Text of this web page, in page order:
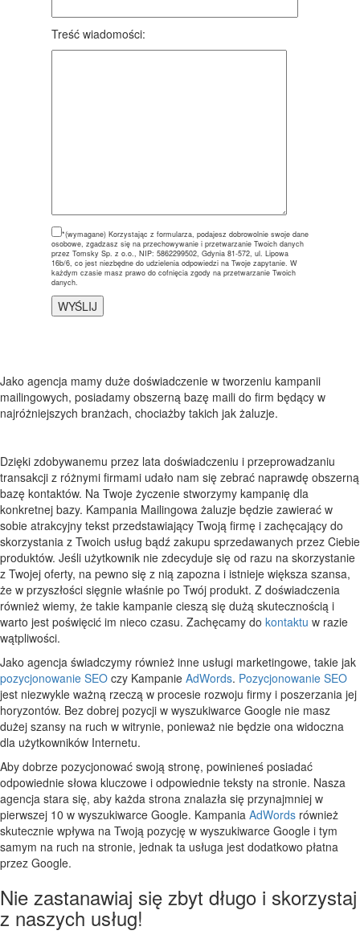
Treść wiadomości:
*(wymagane) Korzystając z formularza, podajesz dobrowolnie swoje dane
osobowe, zgadzasz się na przechowywanie i przetwarzanie Twoich danych
przez Tomsky Sp. z o.o., NIP: 5862299502, Gdynia 81-572, ul. Lipowa
16b/6, co jest niezbędne do udzielenia odpowiedzi na Twoje zapytanie. W
każdym czasie masz prawo do cofnięcia zgody na przetwarzanie Twoich
danych.
Jako agencja mamy duże doświadczenie w tworzeniu kampanii
mailingowych, posiadamy obszerną bazę maili do firm będący w
najróżniejszych branżach, chociażby takich jak żaluzje.
Dzięki zdobywanemu przez lata doświadczeniu i przeprowadzaniu
transakcji z różnymi firmami udało nam się zebrać naprawdę obszerną
bazę kontaktów. Na Twoje życzenie stworzymy kampanię dla
konkretnej bazy. Kampania Mailingowa żaluzje będzie zawierać w
sobie atrakcyjny tekst przedstawiający Twoją firmę i zachęcający do
skorzystania z Twoich usług bądź zakupu sprzedawanych przez Ciebie
produktów. Jeśli użytkownik nie zdecyduje się od razu na skorzystanie
z Twojej oferty, na pewno się z nią zapozna i istnieje większa szansa,
że w przyszłości sięgnie właśnie po Twój produkt. Z doświadczenia
również wiemy, że takie kampanie cieszą się dużą skutecznością i
warto jest poświęcić im nieco czasu. Zachęcamy do kontaktu w razie
wątpliwości.
Jako agencja świadczymy również inne usługi marketingowe, takie jak
pozycjonowanie SEO czy Kampanie AdWords. Pozycjonowanie SEO
jest niezwykle ważną rzeczą w procesie rozwoju firmy i poszerzania jej
horyzontów. Bez dobrej pozycji w wyszukiwarce Google nie masz
dużej szansy na ruch w witrynie, ponieważ nie będzie ona widoczna
dla użytkowników Internetu.
Aby dobrze pozycjonować swoją stronę, powinieneś posiadać
odpowiednie słowa kluczowe i odpowiednie teksty na stronie. Nasza
agencja stara się, aby każda strona znalazła się przynajmniej w
pierwszej 10 w wyszukiwarce Google. Kampania AdWords również
skutecznie wpływa na Twoją pozycję w wyszukiwarce Google i tym
samym na ruch na stronie, jednak ta usługa jest dodatkowo płatna
przez Google.
Nie zastanawiaj się zbyt długo i skorzystaj
z naszych usług!